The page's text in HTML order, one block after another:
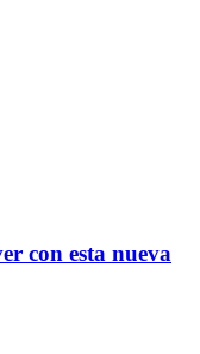
con esta nueva